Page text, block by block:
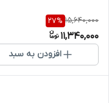
15,640,000
27%
11,340,000
افزودن به سبد